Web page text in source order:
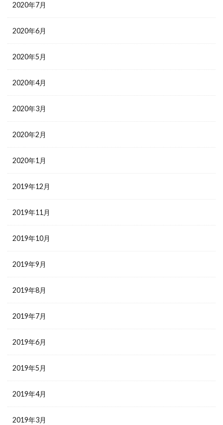
2020年7月
2020年6月
2020年5月
2020年4月
2020年3月
2020年2月
2020年1月
2019年12月
2019年11月
2019年10月
2019年9月
2019年8月
2019年7月
2019年6月
2019年5月
2019年4月
2019年3月